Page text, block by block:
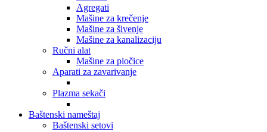
Agregati
Mašine za krečenje
Mašine za šivenje
Mašine za kanalizaciju
Ručni alat
Mašine za pločice
Aparati za zavarivanje
Plazma sekači
Baštenski nameštaj
Baštenski setovi